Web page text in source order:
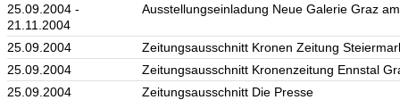
25.09.2004 -
21.11.2004
Ausstellungseinladung Neue Galerie Graz
25.09.2004
Zeitungsausschnitt Kronen Zeitung
25.09.2004
Zeitungsausschnitt Kronenzeitung Ennstal
25.09.2004
Zeitungsausschnitt Die Presse